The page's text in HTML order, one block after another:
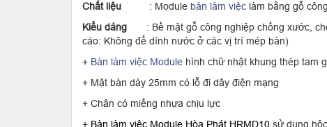
Chất liệu
: Module bàn làm việc làm bằng gỗ
Kiểu dáng : Bề mặt gỗ công nghiệp chống xước,
cáo: Không để dính nước ở các vị trí mép bàn)
+ Bàn làm việc Module hình chữ nhật khung thép tam
+ Mặt bàn dày 25mm có lỗ đi dây điện mạng
+ Chân có miếng nhựa chịu lực
+ Bàn làm việc Module Hòa Phát HRMD10 sử dụng